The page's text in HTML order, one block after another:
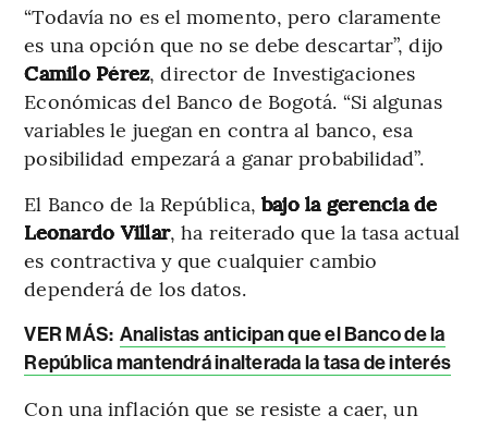
“Todavía no es el momento, pero claramente
es una opción que no se debe descartar”, dijo
Camilo Pérez, director de Investigaciones
Económicas del Banco de Bogotá. “Si algunas
variables le juegan en contra al banco, esa
posibilidad empezará a ganar probabilidad”.
El Banco de la República, bajo la gerencia de
Leonardo Villar, ha reiterado que la tasa actual
es contractiva y que cualquier cambio
dependerá de los datos.
VER MÁS: Analistas anticipan que el Banco de la
República mantendrá inalterada la tasa de interés
Con una inflación que se resiste a caer, un